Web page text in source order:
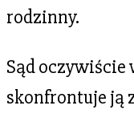
rodzinny.
Sąd oczywiście
skonfrontuje ją